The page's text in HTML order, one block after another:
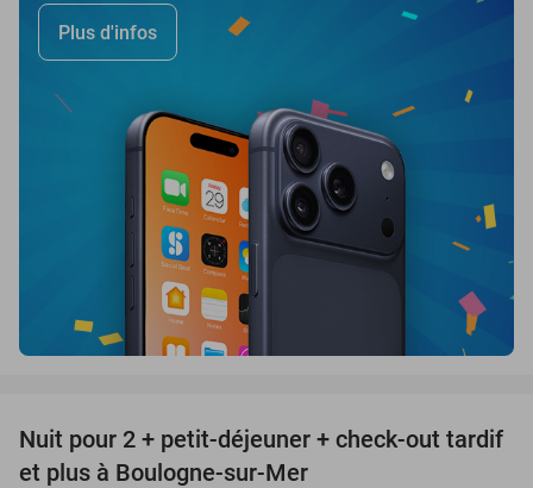
Plus d'infos
34%
Nuit pour 2 + petit-déjeuner + check-out tardif
et plus à Boulogne-sur-Mer